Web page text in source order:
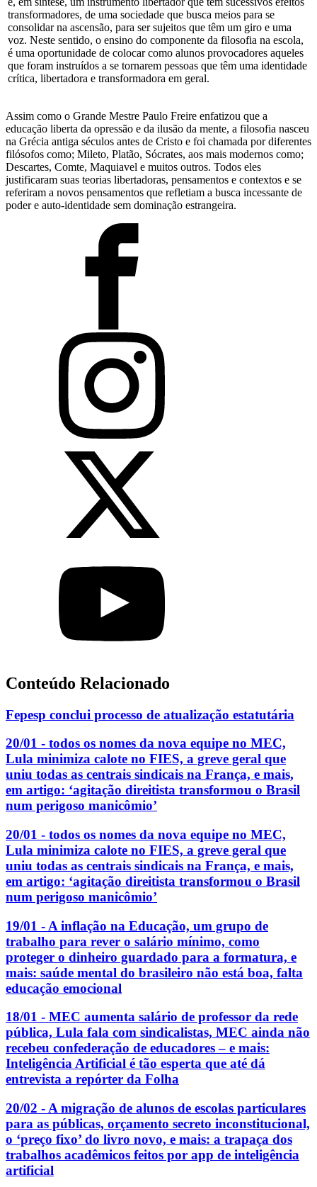
transformadores, de uma sociedade que busca meios para se
consolidar na ascensão, para ser sujeitos que têm um giro e uma
voz. Neste sentido, o ensino do componente da filosofia na escola,
é uma oportunidade de colocar como alunos provocadores aqueles
que foram instruídos a se tornarem pessoas que têm uma identidade
crítica, libertadora e transformadora em geral.
Assim como o Grande Mestre Paulo Freire enfatizou que a
educação liberta da opressão e da ilusão da mente, a filosofia nasceu
na Grécia antiga séculos antes de Cristo e foi chamada por diferentes
filósofos como; Mileto, Platão, Sócrates, aos mais modernos como;
Descartes, Comte, Maquiavel e muitos outros. Todos eles
justificaram suas teorias libertadoras, pensamentos e contextos e se
referiram a novos pensamentos que refletiam a busca incessante de
poder e auto-identidade sem dominação estrangeira.
Conteúdo Relacionado
Fepesp conclui processo de atualização estatutária
20/01 - todos os nomes da nova equipe no MEC,
Lula minimiza calote no FIES, a greve geral que
uniu todas as centrais sindicais na França, e mais,
em artigo: ‘agitação direitista transformou o Brasil
num perigoso manicômio’
20/01 - todos os nomes da nova equipe no MEC,
Lula minimiza calote no FIES, a greve geral que
uniu todas as centrais sindicais na França, e mais,
em artigo: ‘agitação direitista transformou o Brasil
num perigoso manicômio’
19/01 - A inflação na Educação, um grupo de
trabalho para rever o salário mínimo, como
proteger o dinheiro guardado para a formatura, e
mais: saúde mental do brasileiro não está boa, falta
educação emocional
18/01 - MEC aumenta salário de professor da rede
pública, Lula fala com sindicalistas, MEC ainda não
recebeu confederação de educadores – e mais:
Inteligência Artificial é tão esperta que até dá
entrevista a repórter da Folha
20/02 - A migração de alunos de escolas particulares
para as públicas, orçamento secreto inconstitucional,
o ‘preço fixo’ do livro novo, e mais: a trapaça dos
trabalhos acadêmicos feitos por app de inteligência
artificial